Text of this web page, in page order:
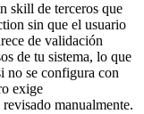
skill de terceros que
sin que el usuario
de validación
de tu sistema, lo que
no se configura con
exige
manualmente.